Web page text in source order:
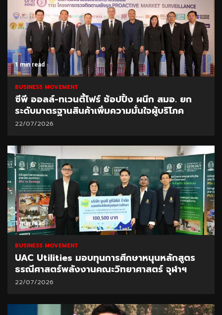
1 min read
BUSINESS MOVEMENT
ซีพี ออลล์-ทเวนตี้โฟร์ ช้อปปิ้ง ผนึก สมอ. ยก
ระดับมาตรฐานสินค้าเพิ่มความมั่นใจผู้บริโภค
22/07/2026
1 min read
BUSINESS MOVEMENT
UAC Utilities มอบทุนการศึกษาหนุนหลักสูตร
ธรณีศาสตร์พลังงานคณะวิทยาศาสตร์ จุฬาฯ
22/07/2026